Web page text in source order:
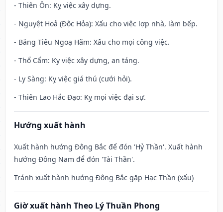
- Thiên Ôn: Kỵ việc xây dựng.
- Nguyệt Hoả (Độc Hỏa): Xấu cho việc lợp nhà, làm bếp.
- Băng Tiêu Ngoạ Hãm: Xấu cho mọi công việc.
- Thổ Cẩm: Kỵ việc xây dựng, an táng.
- Ly Sàng: Kỵ việc giá thú (cưới hỏi).
- Thiên Lao Hắc Đạo: Kỵ mọi việc đại sự.
Hướng xuất hành
Xuất hành hướng Đông Bắc để đón 'Hỷ Thần'. Xuất hành
hướng Đông Nam để đón 'Tài Thần'.
Tránh xuất hành hướng Đông Bắc gặp Hạc Thần (xấu)
Giờ xuất hành Theo Lý Thuần Phong